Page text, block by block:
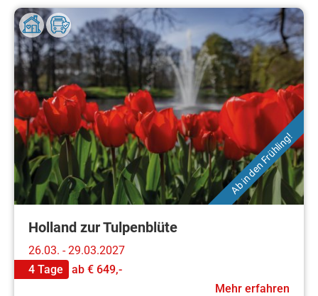
Ab in den Frühling!
Holland zur Tulpenblüte
26.03. - 29.03.2027
4 Tage
ab € 649,-
Mehr erfahren